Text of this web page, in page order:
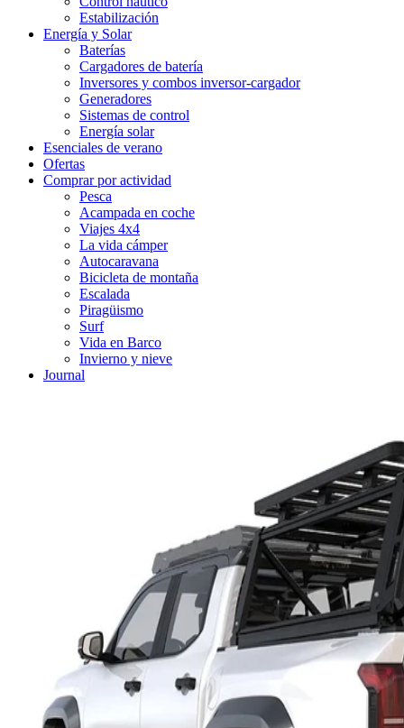
Estabilización
Energía y Solar
Baterías
Cargadores de batería
Inversores y combos inversor-cargador
Generadores
Sistemas de control
Energía solar
Esenciales de verano
Ofertas
Comprar por actividad
Pesca
Acampada en coche
Viajes 4x4
La vida cámper
Autocaravana
Bicicleta de montaña
Escalada
Piragüismo
Surf
Vida en Barco
Invierno y nieve
Journal